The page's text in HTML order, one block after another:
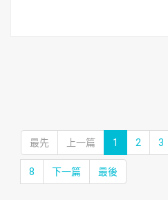
最先 上一篇 1 2 3
8 下一篇 最後